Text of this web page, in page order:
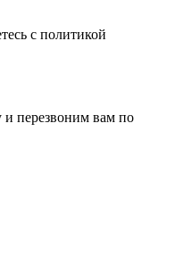
с политикой
перезвоним вам по